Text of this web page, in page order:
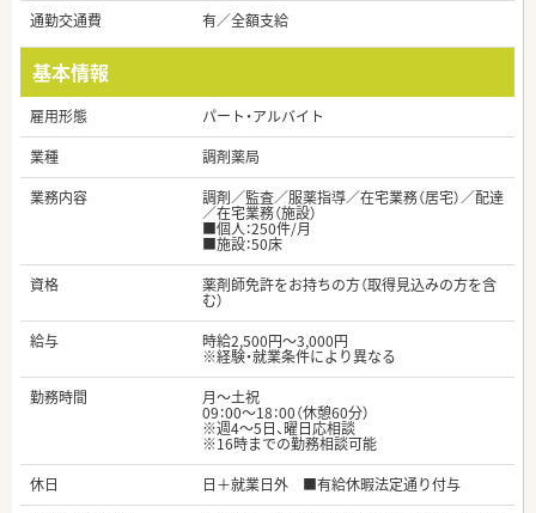
通勤交通費
有／全額支給
基本情報
雇用形態
パート・アルバイト
業種
調剤薬局
業務内容
調剤／監査／服薬指導／在宅業務（居宅）／配達
／在宅業務（施設）
■個人：250件/月
■施設：50床
資格
薬剤師免許をお持ちの方（取得見込みの方を含
む）
給与
時給2,500円～3,000円
※経験・就業条件により異なる
勤務時間
月～土祝
09：00～18：00（休憩60分）
※週4～5日、曜日応相談
※16時までの勤務相談可能
休日
日＋就業日外 ■有給休暇法定通り付与